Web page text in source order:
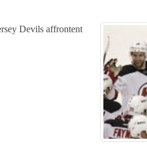
Devils affrontent